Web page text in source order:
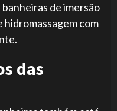
de imersão
hidromassagem com
das